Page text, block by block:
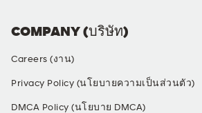
COMPANY (บริษัท)
Careers (งาน)
Privacy Policy (นโยบายความเป็นส่วนตัว)
DMCA Policy (นโยบาย DMCA)